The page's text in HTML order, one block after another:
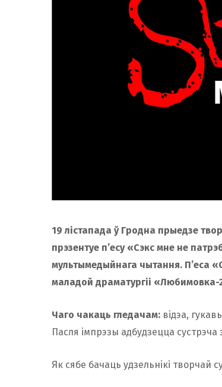
19 лiстапада ў Гродна прыедзе
прэзентуе п’есу «Сэкс мне не
мультымедыйнага чытання. П’еса
маладой драматургіі «Любимовка-
Чаго чакаць гледачам: відэа,
Пасля імпрэзы адбудзецца
Як сябе бачаць удзельнікі творчай